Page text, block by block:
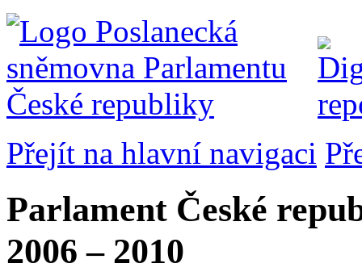
Přejít na hlavní navigaci
Parlament České
2006 – 2010